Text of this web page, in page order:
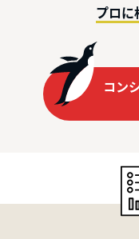
プロに
コン